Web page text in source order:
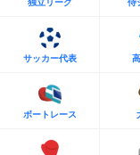
独立リーグ 侍
サッカー代表
ボートレース